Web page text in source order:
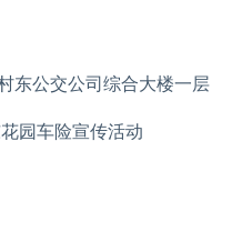
公交公司综合大楼一层
园车险宣传活动